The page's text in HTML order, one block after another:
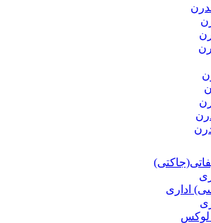
اداری
لوکس